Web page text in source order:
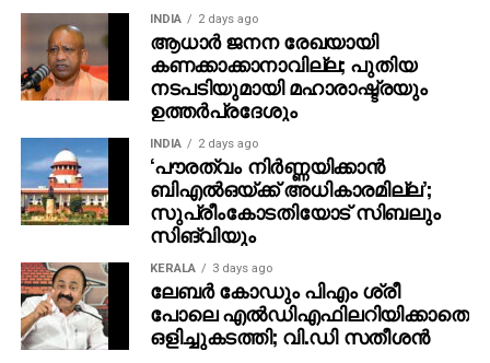
INDIA 2 days ago
ആധാർ ജനന രേഖയായി
കണക്കാക്കാനാവില്ല; പുതിയ
നടപടിയുമായി മഹാരാഷ്ട്രയും
ഉത്തർപ്രദേശും
INDIA 2 days ago
‘പൗരത്വം നിര്‍ണ്ണയിക്കാന്‍
ബിഎല്‍ഒയ്ക്ക് അധികാരമില്ല’;
സുപ്രീംകോടതിയോട് സിബലും
സിങ്‌വിയും
KERALA 3 days ago
ലേബര്‍ കോഡും പിഎം ശ്രീ
പോലെ എല്‍ഡിഎഫിലറിയിക്കാതെ
ഒളിച്ചുകടത്തി; വി.ഡി സതീശന്‍